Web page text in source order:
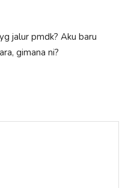
jalur pmdk? Aku baru
gimana ni?